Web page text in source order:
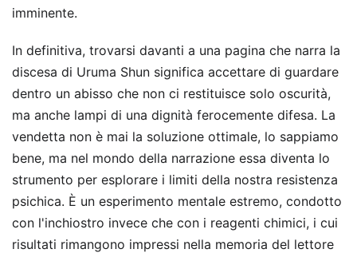
imminente.
In definitiva, trovarsi davanti a una pagina che narra la
discesa di Uruma Shun significa accettare di guardare
dentro un abisso che non ci restituisce solo oscurità,
ma anche lampi di una dignità ferocemente difesa. La
vendetta non è mai la soluzione ottimale, lo sappiamo
bene, ma nel mondo della narrazione essa diventa lo
strumento per esplorare i limiti della nostra resistenza
psichica. È un esperimento mentale estremo, condotto
con l'inchiostro invece che con i reagenti chimici, i cui
risultati rimangono impressi nella memoria del lettore